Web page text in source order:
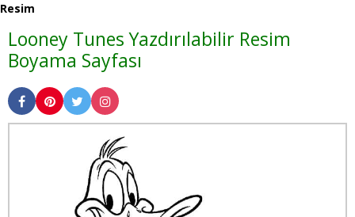
Resim
Looney Tunes Yazdırılabilir Resim
Boyama Sayfası